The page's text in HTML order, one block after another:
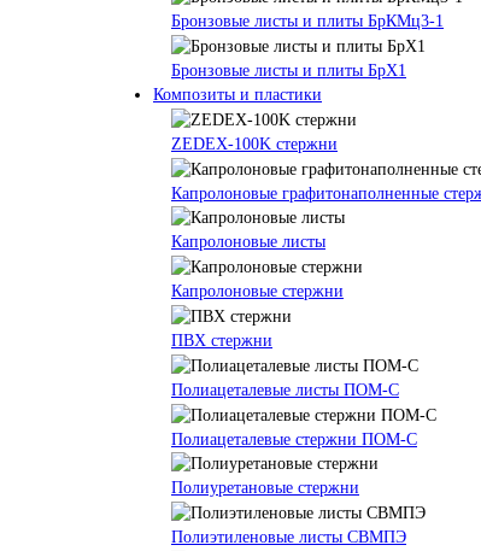
Бронзовые листы и плиты БрКМц3-1
Бронзовые листы и плиты БрХ1
Композиты и пластики
ZEDEX-100K стержни
Капролоновые графитонаполненные
Капролоновые листы
Капролоновые стержни
ПВХ стержни
Полиацеталевые листы ПОМ-С
Полиацеталевые стержни ПОМ-С
Полиуретановые стержни
Полиэтиленовые листы СВМПЭ